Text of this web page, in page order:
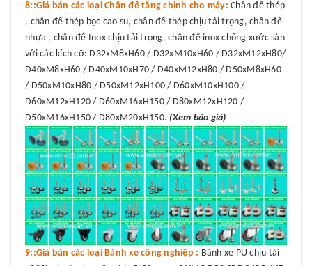
8::Giá bán các loại Chân đế tăng chỉnh cho máy: Chân đế thép
, chân đế thép bọc cao su, chân đế thép chịu tải trọng, chân đế
nhựa , chân đế Inox chịu tải trọng, chân đế inox chống xước sàn
với các kích cỡ: D32xM8xH60 / D32xM10xH60 / D32xM12xH80/
D40xM8xH60 / D40xM10xH70 / D40xM12xH80 / D50xM8xH60
/ D50xM10xH80 / D50xM12xH100 / D60xM10xH100 /
D60xM12xH120 / D60xM16xH150 / D80xM12xH120 /
D50xM16xH150 / D80xM20xH150. (Xem báo giá)
9::Giá bán các loại Bánh xe công nghiệp : Bánh xe PU chịu tải